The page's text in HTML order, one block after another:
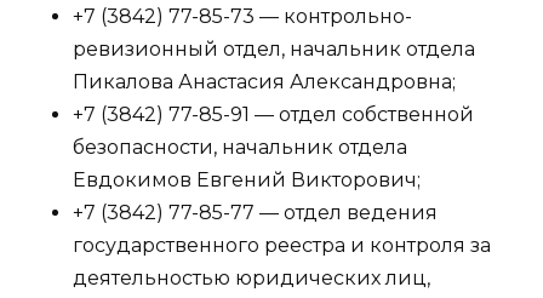
+7 (3842) 77-85-73 — контрольно-
ревизионный отдел, начальник отдела
Пикалова Анастасия Александровна;
+7 (3842) 77-85-91 — отдел собственной
безопасности, начальник отдела
Евдокимов Евгений Викторович;
+7 (3842) 77-85-77 — отдел ведения
государственного реестра и контроля за
деятельностью юридических лиц,